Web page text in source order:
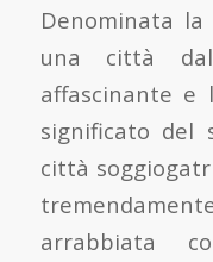
Denominata la
una città
affascinante e
significato del
città
arrabbiata